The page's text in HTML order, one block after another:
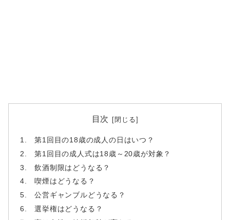
目次
第1回目の18歳の成人の日はいつ？
第1回目の成人式は18歳～20歳が対象？
飲酒制限はどうなる？
喫煙はどうなる？
公営ギャンブルどうなる？
選挙権はどうなる？